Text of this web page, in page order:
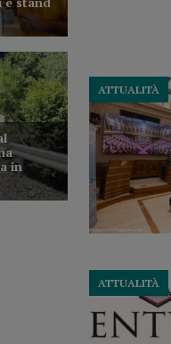
ATTUALITÀ
ATTUALITÀ